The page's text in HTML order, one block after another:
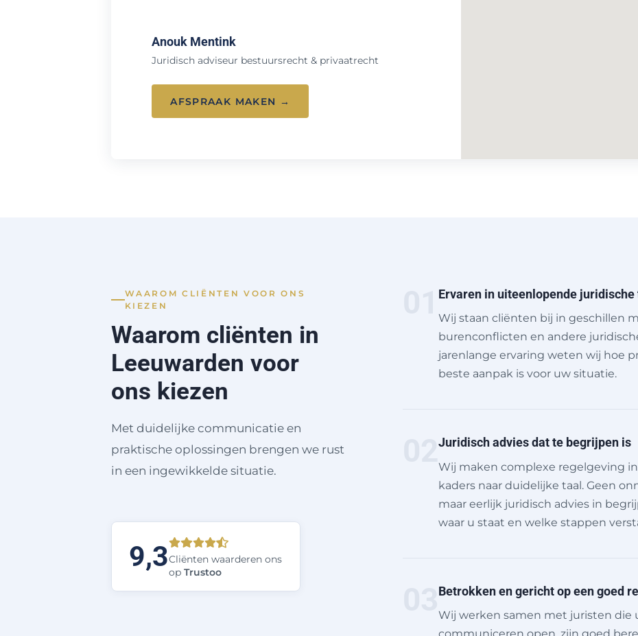
Anouk Mentink
Juridisch adviseur bestuursrecht & privaatrecht
AFSPRAAK MAKEN →
WAAROM CLIËNTEN VOOR ONS
KIEZEN
Waarom cliënten in
Leeuwarden voor
ons kiezen
Met duidelijke communicatie en
praktische oplossingen brengen we rust
in een ingewikkelde situatie.
9,3Cliënten waarderen ons
op Trustoo
Ervaren in uiteenlopende
Wij staan cliënten bij in geschillen
burenconflicten en andere
jarenlange ervaring weten wij hoe
beste aanpak is voor uw situatie.
Juridisch advies dat te begrijpen is
Wij maken complexe regelgeving
kaders naar duidelijke taal. Geen
maar eerlijk juridisch advies in
waar u staat en welke stappen
Betrokken en gericht op een goed
Wij werken samen met juristen die